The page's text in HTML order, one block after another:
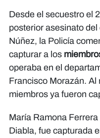
Desde el secuestro el
posterior asesinato
Núñez, la Policía
capturar a los
operaba en el
Francisco Morazán. Al
miembros ya fueron
María Ramona
Diabla, fue capturada